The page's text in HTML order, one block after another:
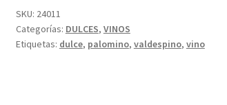
a
SKU: 24011
Categorías: DULCES, VINOS
Etiquetas: dulce, palomino, valdespino, vino